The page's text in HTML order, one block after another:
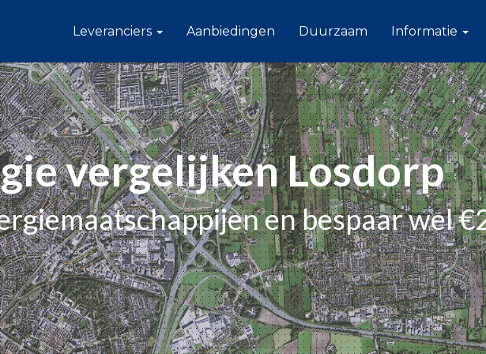
Leveranciers Aanbiedingen Duurzaam Informatie
vergelijken Losdorp
en bespaar wel